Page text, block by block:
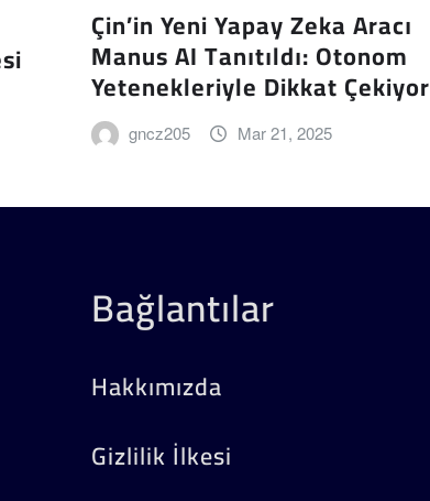
Çin’in Yeni Yapay Zeka Aracı
Manus AI Tanıtıldı: Otonom
Yetenekleriyle Dikkat Çekiyor
gncz205 Mar 21, 2025
Bağlantılar
Hakkımızda
Gizlilik İlkesi